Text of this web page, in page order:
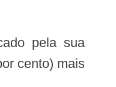
cento) mais